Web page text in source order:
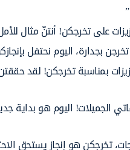
على تخرجكن! أنتنّ مثال
بجدارة، اليوم نحتفل
بمناسبة تخرجكن! لقد
الجميلات! اليوم هو بداية
تخرجكن هو إنجاز يستحق